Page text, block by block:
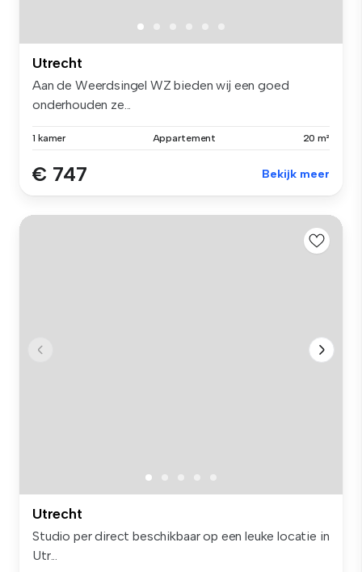
Utrecht
Aan de Weerdsingel WZ bieden wij een goed
onderhouden ze...
1 kamer Appartement 20 m²
€ 747 Bekijk meer
Utrecht
Studio per direct beschikbaar op een leuke locatie in
Utr...